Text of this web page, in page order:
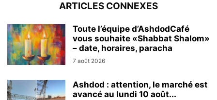
ARTICLES CONNEXES
Toute l’équipe d’AshdodCafé
vous souhaite «Shabbat Shalom»
– date, horaires, paracha
7 août 2026
Ashdod : attention, le marché est
avancé au lundi 10 août...